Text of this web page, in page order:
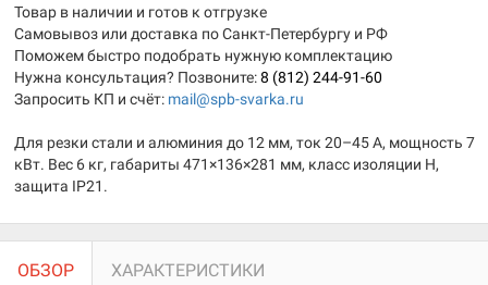
Товар в наличии и готов к отгрузке
Самовывоз или доставка по Санкт-Петербургу и РФ
Поможем быстро подобрать нужную комплектацию
Нужна консультация? Позвоните:8 (812) 244-91-60
Запросить КП и счёт: mail@spb-svarka.ru
Для резки стали и алюминия до 12 мм, ток 20–45 А, мощность 7
кВт. Вес 6 кг, габариты 471×136×281 мм, класс изоляции H,
защита IP21.
ОБЗОР ХАРАКТЕРИСТИКИ